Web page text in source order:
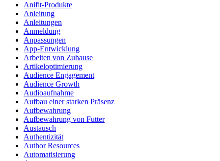
Anifit-Produkte
Anleitung
Anleitungen
Anmeldung
Anpassungen
App-Entwicklung
Arbeiten von Zuhause
Artikeloptimierung
Audience Engagement
Audience Growth
Audioaufnahme
Aufbau einer starken Präsenz
Aufbewahrung
Aufbewahrung von Futter
Austausch
Authentizität
Author Resources
Automatisierung